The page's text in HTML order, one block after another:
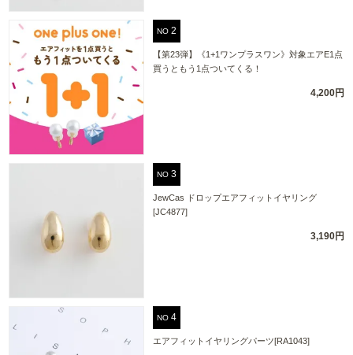
NO
【第23弾】《1+1ワンプラスワン》対象エアE1点
買うともう1点ついてくる！
4,200円
NO
JewCas ドロップエアフィットイヤリング
[JC4877]
3,190円
NO
エアフィットイヤリングパーツ[RA1043]